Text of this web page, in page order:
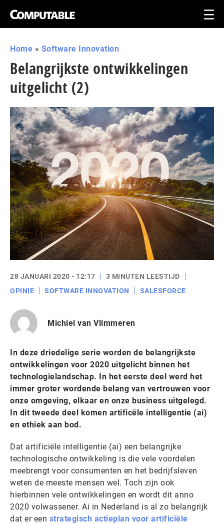
Home » Software Innovation
Belangrijkste ontwikkelingen
uitgelicht (2)
28 JANUARI 2020 - 12:17
3 MINUTEN LEESTIJD
OPINIE
SOFTWARE INNOVATION SALESFORCE
Michiel van Vlimmeren
In deze driedelige serie worden de belangrijkste
ontwikkelingen voor 2020 uitgelicht binnen het
technologielandschap. In het eerste deel werd het
immer groter wordende belang van vertrouwen voor
onze omgeving, elkaar en onze business uitgelegd.
In dit tweede deel komen artificële intelligentie (ai)
en ethiek aan bod.
Dat artificiële intelligentie (ai) een belangrijke
technologische ontwikkeling is die vele voordelen
meebrengt voor consumenten en het bedrijfsleven
weten de meeste mensen wel. Toch zijn ook
hierbinnen vele ontwikkelingen en wordt dit anno
2020 volwassener. Ai in Nederland is al zo belangrijk
dat er een strategisch actieplan voor artificiële